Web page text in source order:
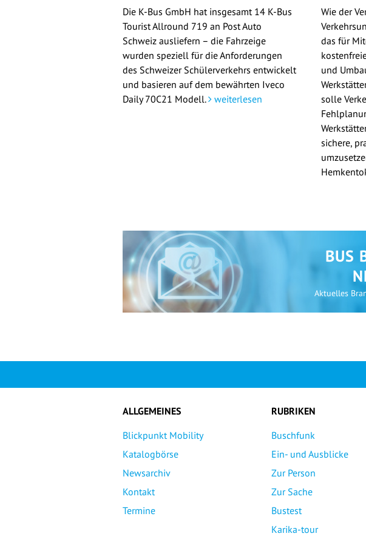
Die K-Bus GmbH hat insgesamt 14 K-Bus
Tourist Allround 719 an Post Auto
Schweiz ausliefern – die Fahrzeige
wurden speziell für die Anforderungen
des Schweizer Schülerverkehrs entwickelt
und basieren auf dem bewährten Iveco
Daily 70C21 Modell.
weiterlesen
Wie der
das für
und
solle
sichere,
BUS
Aktuelles
ALLGEMEINES
Blickpunkt Mobility
Katalogbörse
Newsarchiv
Kontakt
Termine
RUBRIKEN
Buschfunk
Ein- und Ausblicke
Zur Person
Zur Sache
Bustest
Karika-tour